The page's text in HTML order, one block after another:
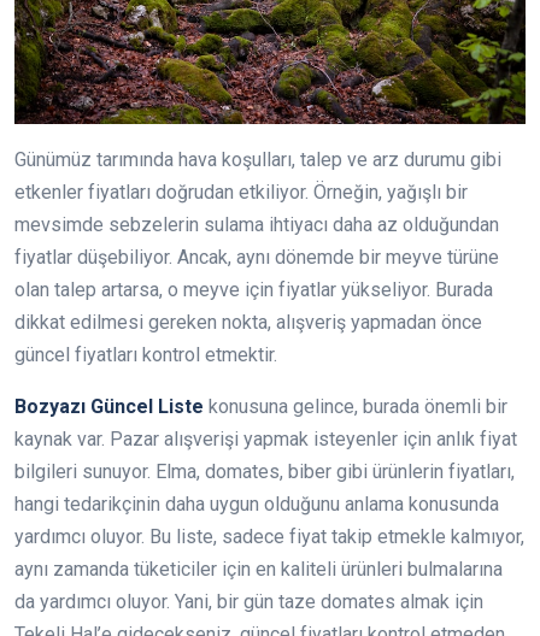
Günümüz tarımında hava koşulları, talep ve arz durumu gibi
etkenler fiyatları doğrudan etkiliyor. Örneğin, yağışlı bir
mevsimde sebzelerin sulama ihtiyacı daha az olduğundan
fiyatlar düşebiliyor. Ancak, aynı dönemde bir meyve türüne
olan talep artarsa, o meyve için fiyatlar yükseliyor. Burada
dikkat edilmesi gereken nokta, alışveriş yapmadan önce
güncel fiyatları kontrol etmektir.
Bozyazı Güncel Liste konusuna gelince, burada önemli bir
kaynak var. Pazar alışverişi yapmak isteyenler için anlık fiyat
bilgileri sunuyor. Elma, domates, biber gibi ürünlerin fiyatları,
hangi tedarikçinin daha uygun olduğunu anlama konusunda
yardımcı oluyor. Bu liste, sadece fiyat takip etmekle kalmıyor,
aynı zamanda tüketiciler için en kaliteli ürünleri bulmalarına
da yardımcı oluyor. Yani, bir gün taze domates almak için